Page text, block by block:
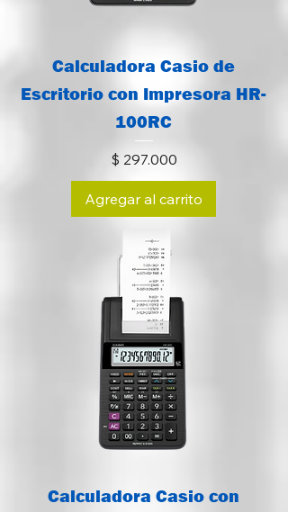
Calculadora Casio de
Escritorio con Impresora HR-
100RC
Precio
$ 297.000
Agregar al carrito
Calculadora Casio con